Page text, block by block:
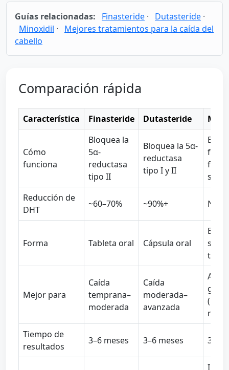
Guías relacionadas: Finasteride · Dutasteride ·
Minoxidil ·
Mejores tratamientos para la caída del
cabello
Comparación rápida
Característica Finasteride Dutasteride
Cómo
funciona
Bloquea la
5α-
reductasa
tipo II
Bloquea la 5α-
reductasa
tipo I y II
flujo
Reducción de
DHT
~60–70% ~90%+
Forma Tableta oral Cápsula oral
Mejor para
Caída
temprana–
moderada
Caída
moderada–
avanzada
Tiempo de
resultados
3–6 meses 3–6 meses 3–6